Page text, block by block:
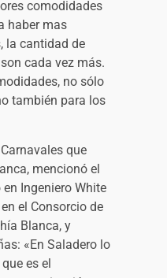
comodidades
haber mas
la cantidad de
cada vez más.
no sólo
también para los
que
mencionó el
Ingeniero White
el Consorcio de
Blanca, y
«En Saladero lo
es el